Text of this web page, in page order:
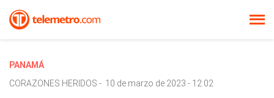
PANAMÁ
CORAZONES HERIDOS - 10 de marzo de 2023 - 12:02